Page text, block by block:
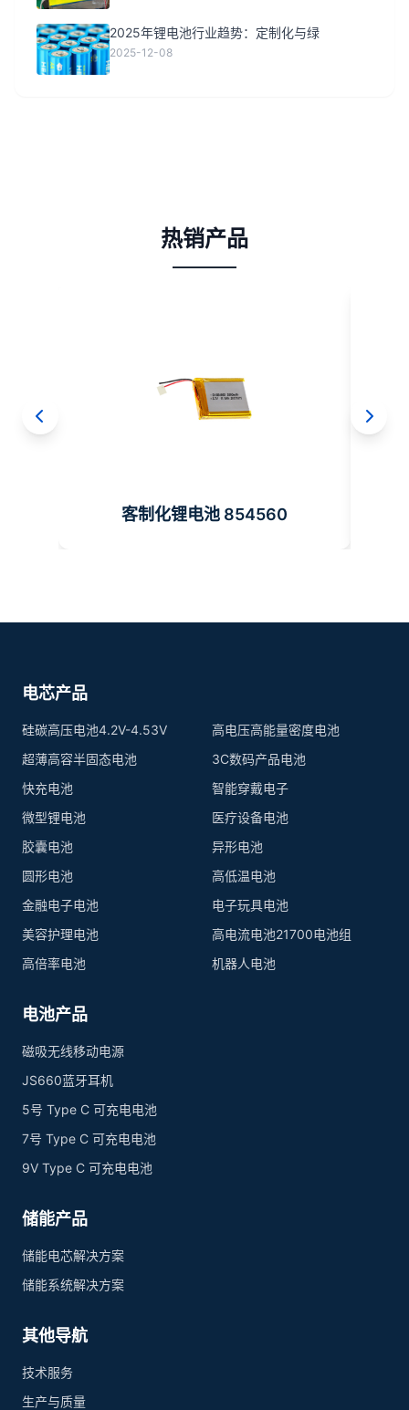
2025年锂电池行业趋势：定制化与绿
2025-12-08
热销产品
客制化锂电池 854560
电芯产品
硅碳高压电池4.2V-4.53V
高电压高能量密度电池
超薄高容半固态电池
3C数码产品电池
快充电池
智能穿戴电子
微型锂电池
医疗设备电池
胶囊电池
异形电池
圆形电池
高低温电池
金融电子电池
电子玩具电池
美容护理电池
高电流电池21700电池组
高倍率电池
机器人电池
电池产品
磁吸无线移动电源
JS660蓝牙耳机
5号 Type C 可充电电池
7号 Type C 可充电电池
9V Type C 可充电电池
储能产品
储能电芯解决方案
储能系统解决方案
其他导航
技术服务
生产与质量